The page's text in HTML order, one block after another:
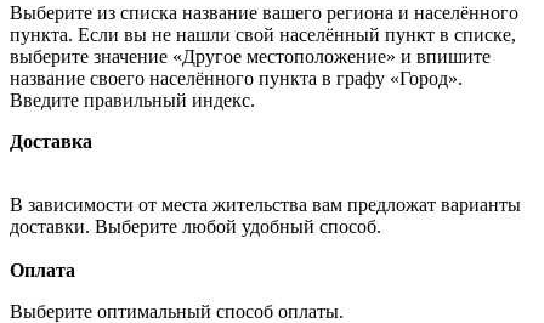
Выберите из списка название вашего региона и населённого
пункта. Если вы не нашли свой населённый пункт в списке,
выберите значение «Другое местоположение» и впишите
название своего населённого пункта в графу «Город».
Введите правильный индекс.
Доставка
В зависимости от места жительства вам предложат варианты
доставки. Выберите любой удобный способ.
Оплата
Выберите оптимальный способ оплаты.